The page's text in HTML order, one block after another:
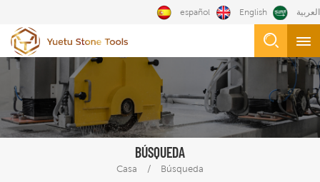
español English العربية
BÚSQUEDA
Casa / Búsqueda